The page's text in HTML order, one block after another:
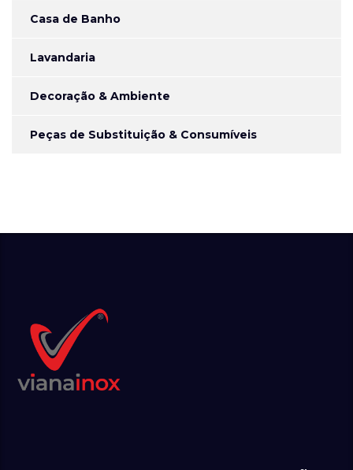
Casa de Banho
Lavandaria
Decoração & Ambiente
Peças de Substituição & Consumíveis